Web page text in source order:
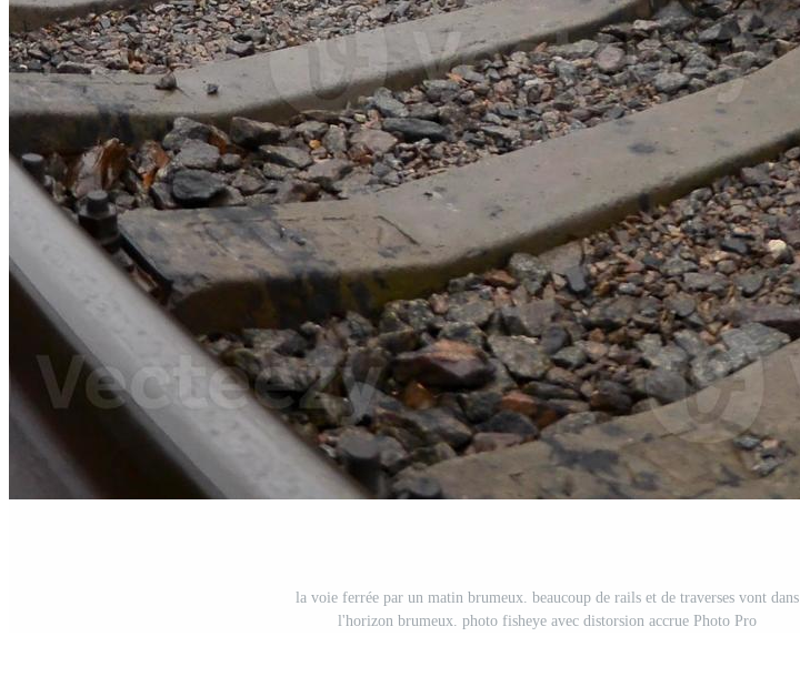
la voie ferrée par un matin brumeux. beaucoup de rails et de traverses vont dans
l'horizon brumeux. photo fisheye avec distorsion accrue Photo Pro